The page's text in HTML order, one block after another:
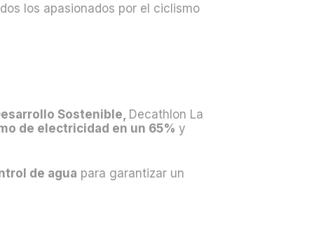
los apasionados por el ciclismo
Sostenible, Decathlon La
de electricidad en un 65% y
de agua para garantizar un